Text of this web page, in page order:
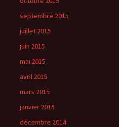
septembre 2015
juillet 2015
juin 2015
mai 2015
avril 2015
mars 2015
janvier 2015
décembre 2014